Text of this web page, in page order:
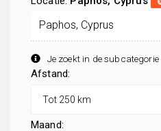
Je zoekt in de subcategorie
Afstand:
Maand: